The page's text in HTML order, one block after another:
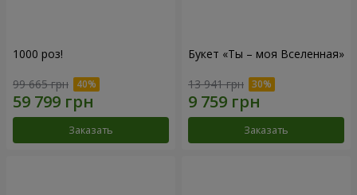
1000 роз!
99 665 грн
Заказать
Букет «Ты – моя Вселенная»
13 941 грн
Заказать